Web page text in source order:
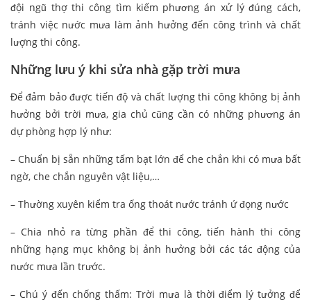
đội ngũ thợ thi công tìm kiếm phương án xử lý đúng cách,
tránh việc nước mưa làm ảnh hưởng đến công trình và chất
lượng thi công.
Những lưu ý khi sửa nhà gặp trời mưa
Để đảm bảo được tiến độ và chất lượng thi công không bị ảnh
hưởng bởi trời mưa, gia chủ cũng cần có những phương án
dự phòng hợp lý như:
– Chuẩn bị sẵn những tấm bạt lớn để che chắn khi có mưa bất
ngờ, che chắn nguyên vật liệu,…
– Thường xuyên kiểm tra ống thoát nước tránh ứ đọng nước
– Chia nhỏ ra từng phần để thi công, tiến hành thi công
những hạng mục không bị ảnh hưởng bởi các tác động của
nước mưa lần trước.
– Chú ý đến chống thấm: Trời mưa là thời điểm lý tưởng để